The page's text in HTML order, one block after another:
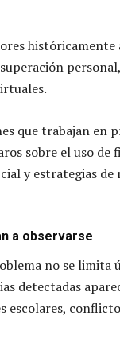
que trabajan en
sobre el uso de
y estrategias de
a observarse
no se limita
detectadas
escolares,